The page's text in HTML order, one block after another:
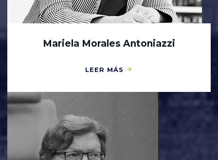
Mariela Morales Antoniazzi
LEER MÁS